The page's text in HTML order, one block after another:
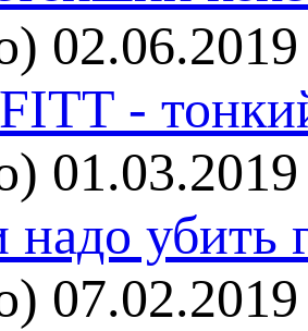
02.06.2019
-
01.03.2019
надо убить
07.02.2019